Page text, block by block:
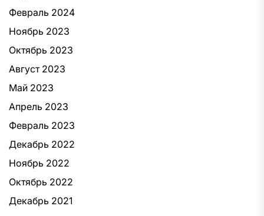
Февраль 2024
Ноябрь 2023
Октябрь 2023
Август 2023
Май 2023
Апрель 2023
Февраль 2023
Декабрь 2022
Ноябрь 2022
Октябрь 2022
Декабрь 2021